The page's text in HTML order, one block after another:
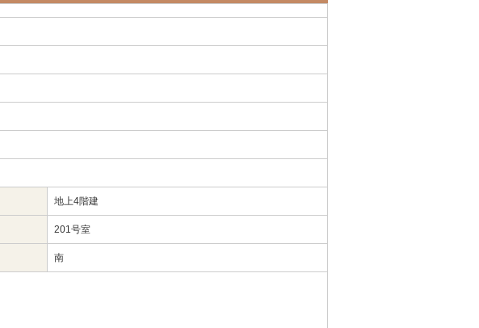
地上4階建
201号室
南